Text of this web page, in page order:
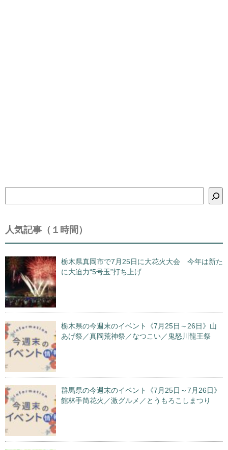
索
人気記事（１時間）
栃木県真岡市で7月25日に大花火大会 今年は新た
に大迫力“5号玉”打ち上げ
栃木県の今週末のイベント《7月25日～26日》山
あげ祭／真岡荒神祭／なつこい／鬼怒川龍王祭
群馬県の今週末のイベント《7月25日～7月26日》
館林手筒花火／激グルメ／とうもろこしまつり